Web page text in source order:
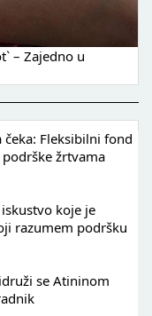
– Zajedno u
Fleksibilni fond
žrtvama
koje je
razumem podršku
se Atininom